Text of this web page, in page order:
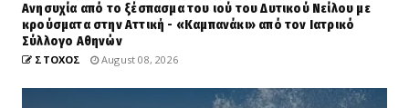
Ανησυχία από το ξέσπασμα του ιού του Δυτικού Νείλου με
κρούσματα στην Αττική - «Καμπανάκι» από τον Ιατρικό
Σύλλογο Αθηνών
ΣΤΟΧΟΣ August 08, 2026